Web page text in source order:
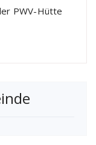
PWV-Hütte